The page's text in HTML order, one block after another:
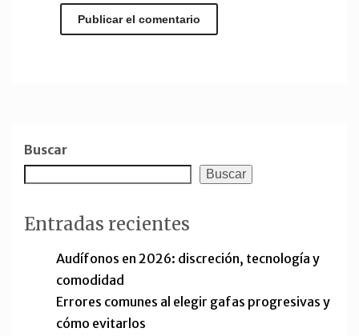
Buscar
Buscar
Entradas recientes
Audífonos en 2026: discreción, tecnología y
comodidad
Errores comunes al elegir gafas progresivas y
cómo evitarlos